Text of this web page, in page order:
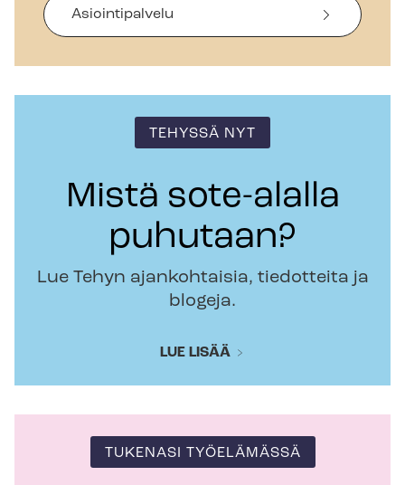
Asiointipalvelu
TEHYSSÄ NYT
Mistä sote-alalla
puhutaan?
Lue Tehyn ajankohtaisia, tiedotteita ja
blogeja.
LUE LISÄÄ
TUKENASI TYÖELÄMÄSSÄ